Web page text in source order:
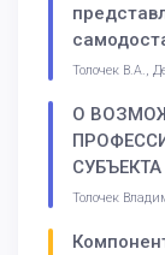
Толочек В.А.,
О
СУБЪЕКТА
Толочек